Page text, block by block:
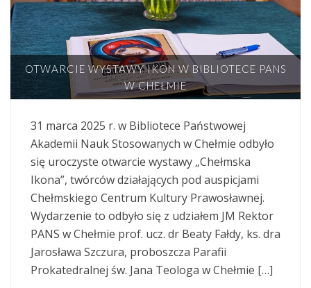
OTWARCIE WYSTAWY IKON W BIBLIOTECE PANS
W CHEŁMIE
31 marca 2025 r. w Bibliotece Państwowej
Akademii Nauk Stosowanych w Chełmie odbyło
się uroczyste otwarcie wystawy „Chełmska
Ikona”, twórców działających pod auspicjami
Chełmskiego Centrum Kultury Prawosławnej.
Wydarzenie to odbyło się z udziałem JM Rektor
PANS w Chełmie prof. ucz. dr Beaty Fałdy, ks. dra
Jarosława Szczura, proboszcza Parafii
Prokatedralnej św. Jana Teologa w Chełmie […]